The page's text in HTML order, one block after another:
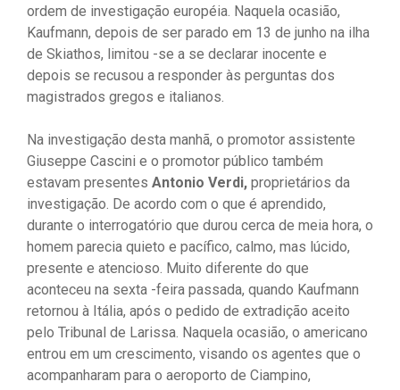
ordem de investigação européia. Naquela ocasião,
Kaufmann, depois de ser parado em 13 de junho na ilha
de Skiathos, limitou -se a se declarar inocente e
depois se recusou a responder às perguntas dos
magistrados gregos e italianos.
Na investigação desta manhã, o promotor assistente
Giuseppe Cascini e o promotor público também
estavam presentes Antonio Verdi, proprietários da
investigação. De acordo com o que é aprendido,
durante o interrogatório que durou cerca de meia hora, o
homem parecia quieto e pacífico, calmo, mas lúcido,
presente e atencioso. Muito diferente do que
aconteceu na sexta -feira passada, quando Kaufmann
retornou à Itália, após o pedido de extradição aceito
pelo Tribunal de Larissa. Naquela ocasião, o americano
entrou em um crescimento, visando os agentes que o
acompanharam para o aeroporto de Ciampino,